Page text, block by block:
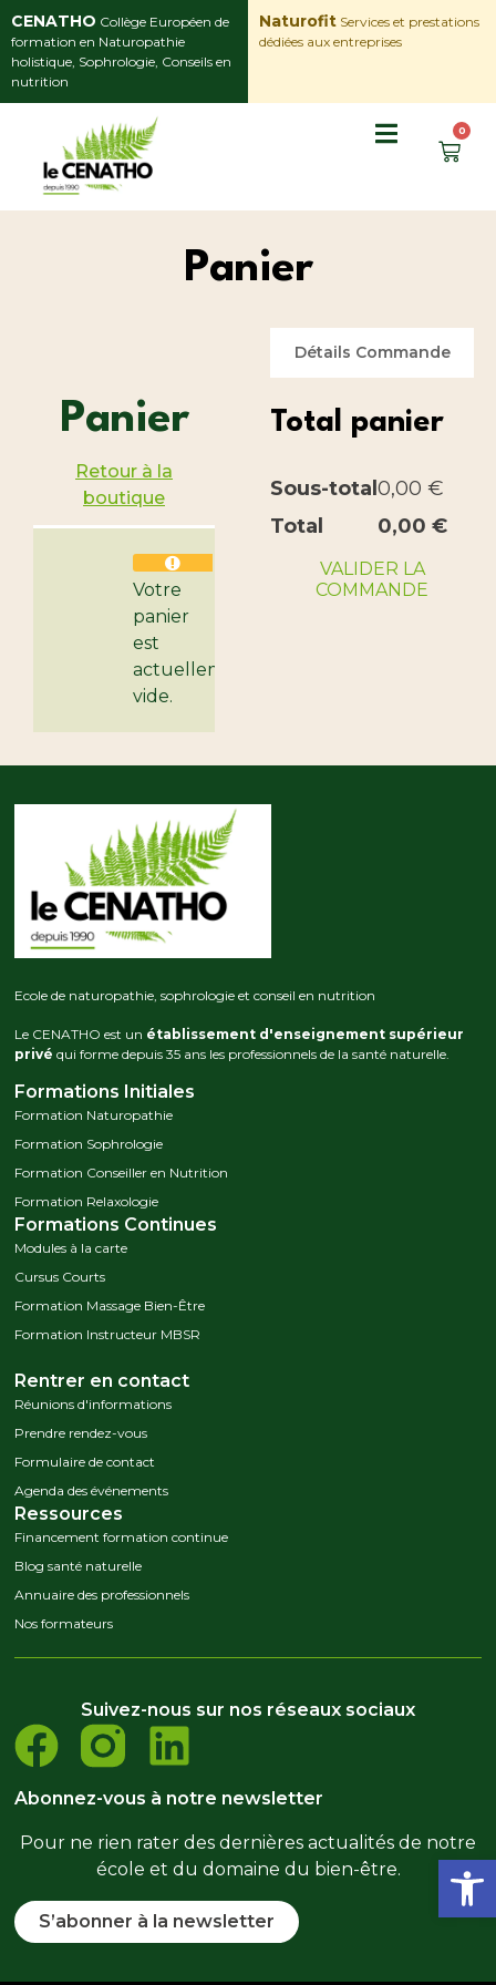
Ouvrir
CENATHO Collège Européen de
formation en Naturopathie
holistique, Sophrologie, Conseils en
nutrition
Naturofit Services et prestations
dédiées aux entreprises
0
Panier
Panier
Retour à la
boutique
Votre
panier
est
actuellement
vide.
Détails Commande
Total panier
Sous-total 0,00 €
Total
0,00 €
VALIDER LA
COMMANDE
Ecole de naturopathie, sophrologie et conseil en nutrition
Le CENATHO est un établissement d'enseignement supérieur
privé qui forme depuis 35 ans les professionnels de la santé naturelle.
Formations Initiales
Formation Naturopathie
Formation Sophrologie
Formation Conseiller en Nutrition
Formation Relaxologie
Formations Continues
Modules à la carte
Cursus Courts
Formation Massage Bien-Être
Formation Instructeur MBSR
Rentrer en contact
Réunions d'informations
Prendre rendez-vous
Formulaire de contact
Agenda des événements
Ressources
Financement formation continue
Blog santé naturelle
Annuaire des professionnels
Nos formateurs
Suivez-nous sur nos réseaux sociaux
Abonnez-vous à notre newsletter
Pour ne rien rater des dernières actualités de notre
école et du domaine du bien-être.
S’abonner à la newsletter